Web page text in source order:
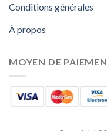
Conditions générales
À propos
MOYEN DE